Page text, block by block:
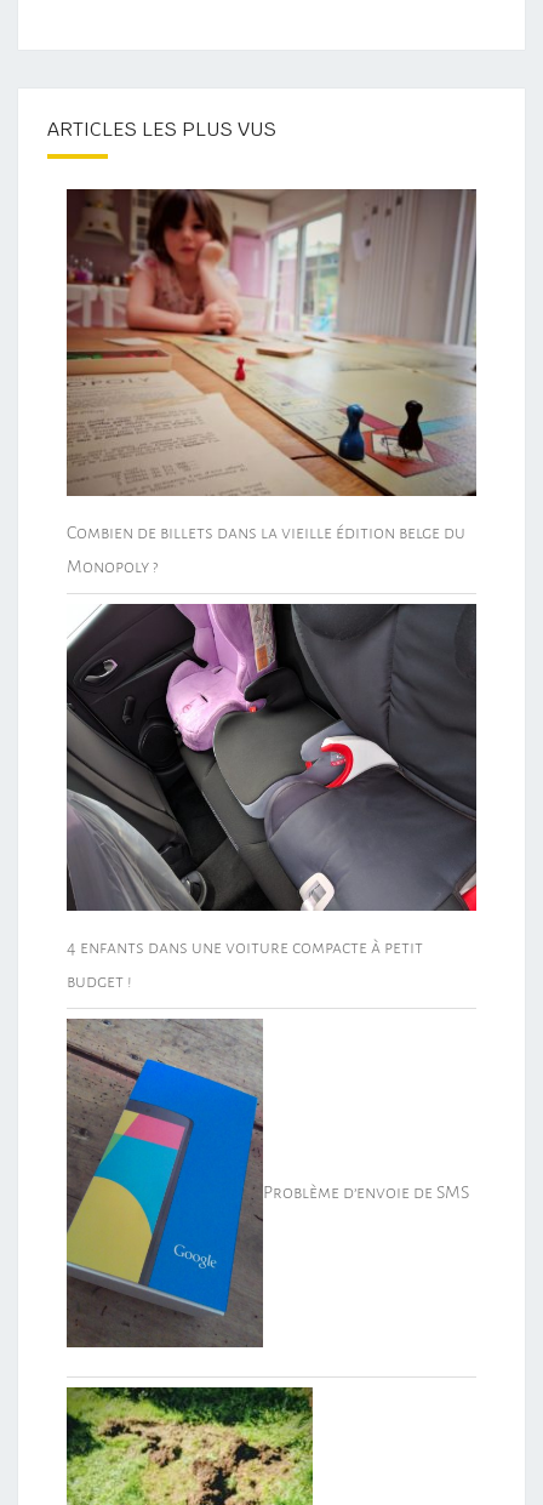
ARTICLES LES PLUS VUS
Combien de billets dans la vieille édition belge du
Monopoly ?
4 enfants dans une voiture compacte à petit
budget !
Problème d’envoie de SMS